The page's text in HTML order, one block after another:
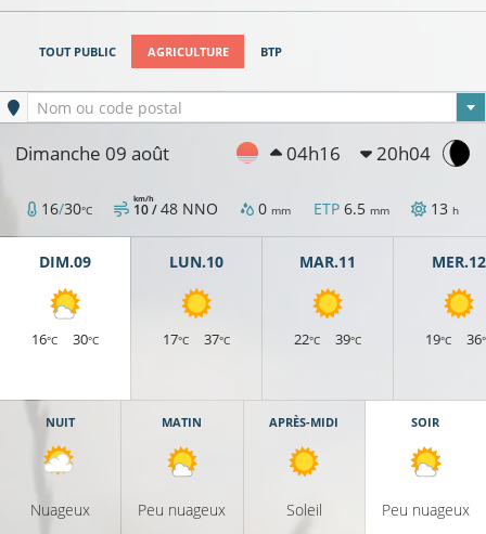
TOUT PUBLIC AGRICULTURE BTP
Ville sélectionnée
Nom ou code postal
Dimanche 09 août 04h16 20h04
16/30°C 10 /
km/h 48 NNO 0 mm ETP 6.5 mm 13 h
DIM.09
16°C 30°C
LUN.10
17°C 37°C
MAR.11
22°C 39°C
MER.12
19°C 36
NUIT
Nuageux
MATIN
Peu nuageux
APRÈS-MIDI
Soleil
SOIR
Peu nuageux